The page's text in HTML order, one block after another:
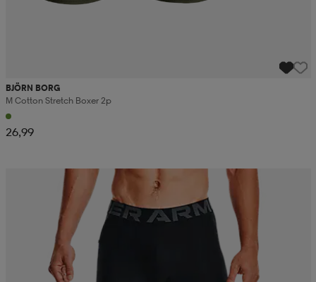
BJÖRN BORG
M Cotton Stretch Boxer 2p
26,99